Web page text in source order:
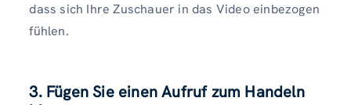
dass sich Ihre Zuschauer in das Video einbezogen
fühlen.
3. Fügen Sie einen Aufruf zum Handeln